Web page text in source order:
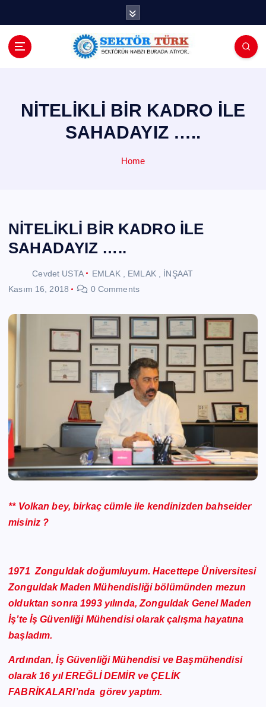
NİTELİKLİ BİR KADRO İLE
SAHADAYIZ …..
Home
NİTELİKLİ BİR KADRO İLE
SAHADAYIZ …..
Cevdet USTA EMLAK, EMLAK, İNŞAAT
Kasım 16, 2018
0 Comments
** Volkan bey, birkaç cümle ile kendinizden bahseider
misiniz ?
1971 Zonguldak doğumluyum. Hacettepe Üniversitesi
Zonguldak Maden Mühendisliği bölümünden mezun
olduktan sonra 1993 yılında, Zonguldak Genel Maden
İş’te İş Güvenliği Mühendisi olarak çalışma hayatına
başladım.
Ardından, İş Güvenliği Mühendisi ve Başmühendisi
olarak 16 yıl EREĞLİ DEMİR ve ÇELİK
FABRİKALARI’nda görev yaptım.